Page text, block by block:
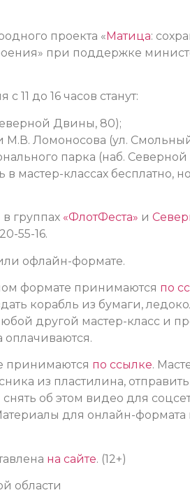
проекта «Матица:
при поддержке
11 до 16 часов станут:
Двины, 80);
Ломоносова (ул. Смольный
парка (наб.
в мастер-классах бесплатно,
в группах «ФлотФеста» и
55-16.
офлайн-формате.
формате принимаются по
корабль из бумаги,
другой мастер-класс и
оплачиваются.
принимаются по ссылке.
из пластилина,
об этом видео для
для онлайн-формата
на сайте. (12+)
области